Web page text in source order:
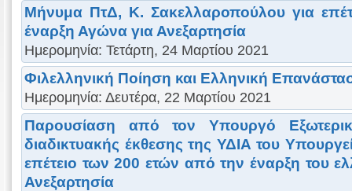
Μήνυμα ΠτΔ, Κ. Σακελλαροπούλου για
έναρξη Αγώνα για Ανεξαρτησία
Ημερομηνία: Τετάρτη, 24 Μαρτίου 2021
Φιλελληνική Ποίηση και Ελληνική
Ημερομηνία: Δευτέρα, 22 Μαρτίου 2021
Παρουσίαση από τον Υπουργό
διαδικτυακής έκθεσης της ΥΔΙΑ του
επέτειο των 200 ετών από την έναρξη του
Ανεξαρτησία